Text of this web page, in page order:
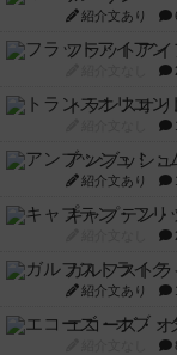
紹介文あり
フラットアイ
トランスオ
アンブッシュ
紹介文あり
キャプテン
ガルフストラ
紹介文あり
エコーズ・オ